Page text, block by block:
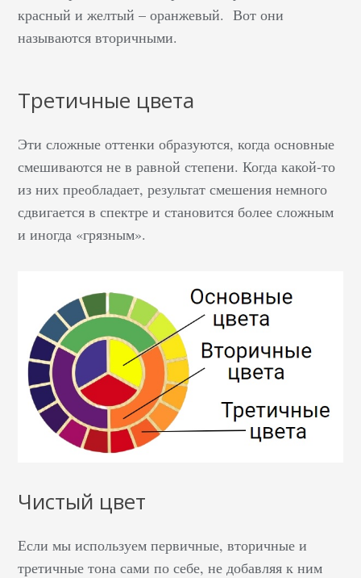
красный и желтый – оранжевый. Вот они
называются вторичными.
Третичные цвета
Эти сложные оттенки образуются, когда основные
смешиваются не в равной степени. Когда какой-то
из них преобладает, результат смешения немного
сдвигается в спектре и становится более сложным
и иногда «грязным».
Чистый цвет
Если мы используем первичные, вторичные и
третичные тона сами по себе, не добавляя к ним